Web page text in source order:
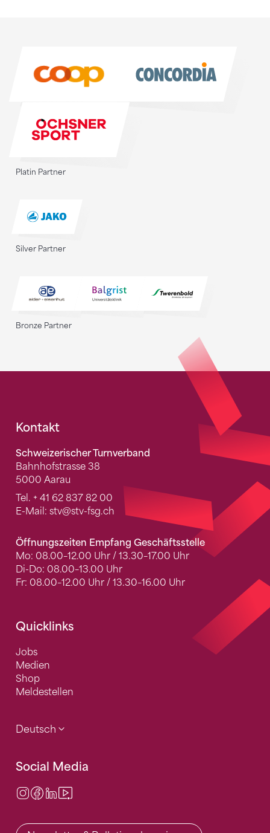
Platin Partner
Silver Partner
Bronze Partner
Fusszeile
Kontakt
Schweizerischer Turnverband
Bahnhofstrasse 38
5000 Aarau
Tel. + 41 62 837 82 00
E-Mail: stv@stv-fsg.ch
Öffnungszeiten Empfang Geschäftsstelle
Mo: 08.00–12.00 Uhr / 13.30–17.00 Uhr
Di-Do: 08.00–13.00 Uhr
Fr: 08.00–12.00 Uhr / 13.30–16.00 Uhr
Quicklinks
Jobs
Medien
Shop
Meldestellen
Deutsch
Social Media
Instagram
Facebook
LinkedIn